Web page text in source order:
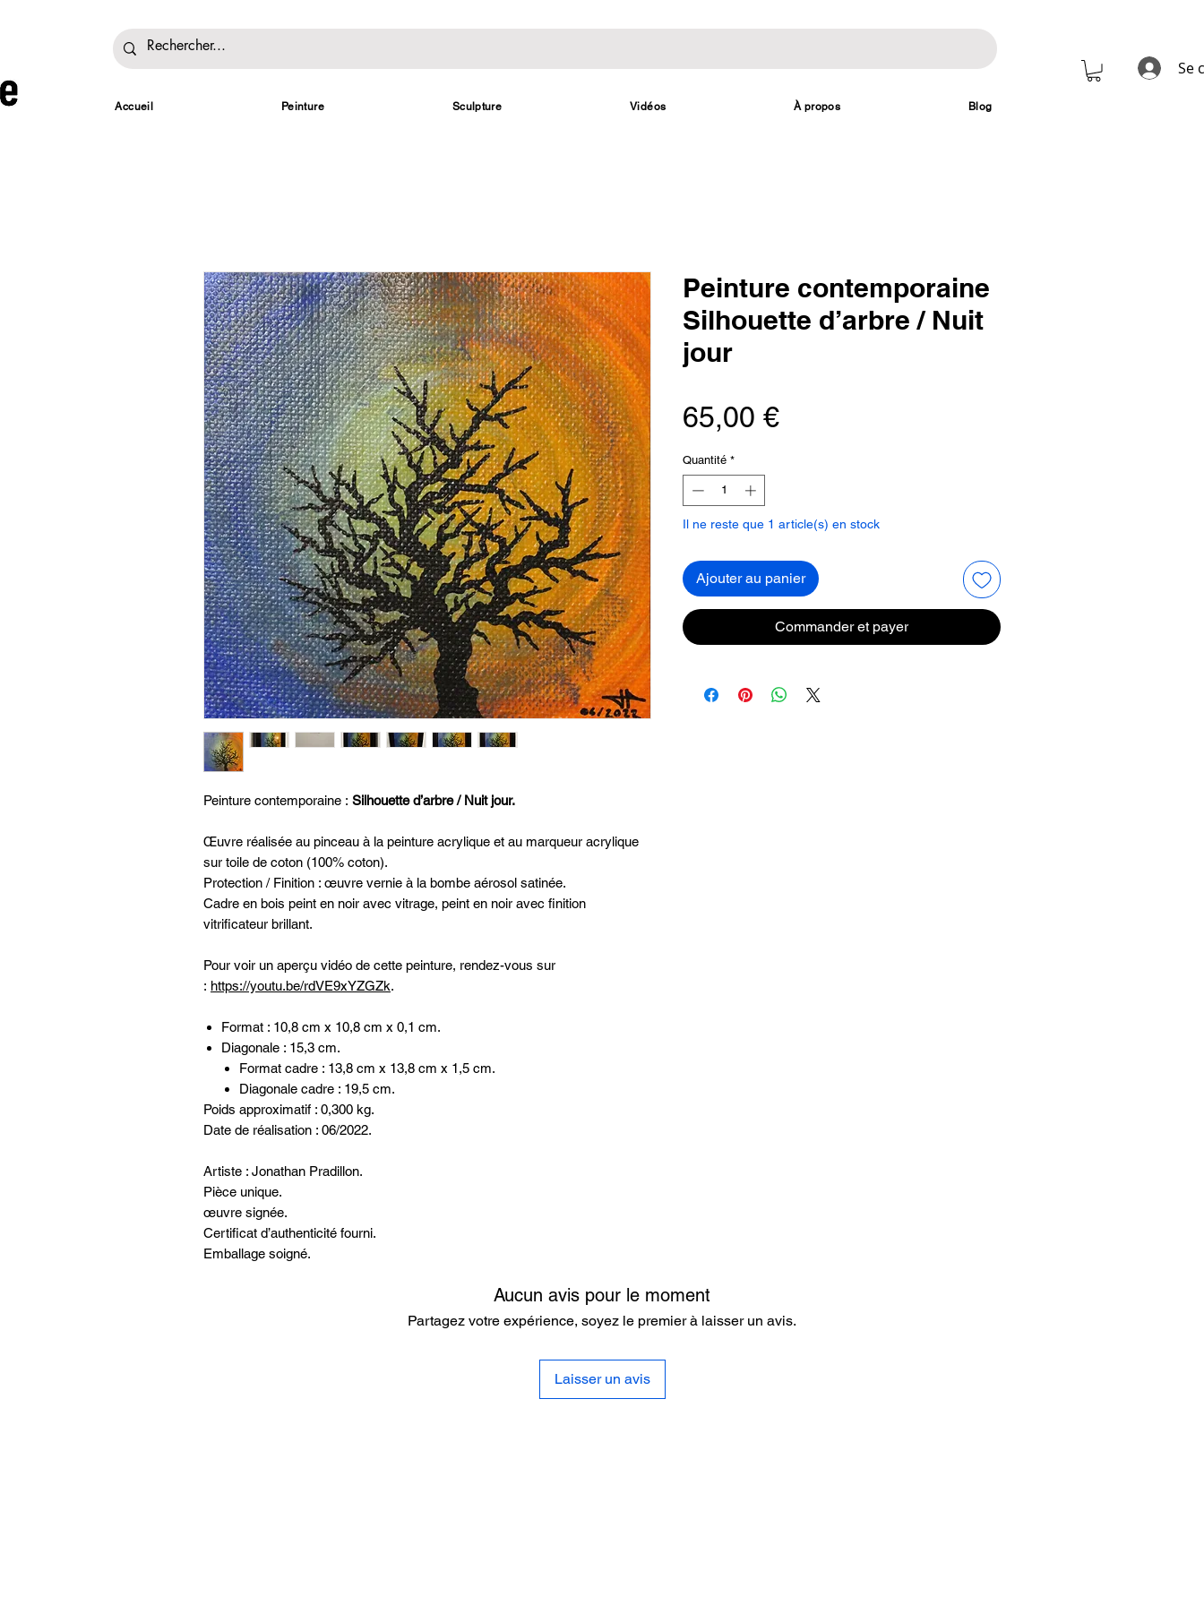
Se
Accueil Peinture Sculpture Vidéos À propos Blog
Peinture contemporaine : Silhouette d’arbre / Nuit jour.
Œuvre réalisée au pinceau à la peinture acrylique et au marqueur acrylique
sur toile de coton (100% coton).
Protection / Finition : œuvre vernie à la bombe aérosol satinée.
Cadre en bois peint en noir avec vitrage, peint en noir avec finition
vitrificateur brillant.
Pour voir un aperçu vidéo de cette peinture, rendez-vous sur
: https://youtu.be/rdVE9xYZGZk.
Format : 10,8 cm x 10,8 cm x 0,1 cm.
Diagonale : 15,3 cm.
Format cadre : 13,8 cm x 13,8 cm x 1,5 cm.
Diagonale cadre : 19,5 cm.
Poids approximatif : 0,300 kg.
Date de réalisation : 06/2022.
Artiste : Jonathan Pradillon.
Pièce unique.
œuvre signée.
Certificat d’authenticité fourni.
Emballage soigné.
Peinture contemporaine
Silhouette d’arbre / Nuit
jour
65,00 €Prix
Quantité *
Il ne reste que 1 article(s) en stock
Ajouter au panier
Commander et payer
Aucun avis pour le moment
Partagez votre expérience, soyez le premier à laisser un avis.
Laisser un avis